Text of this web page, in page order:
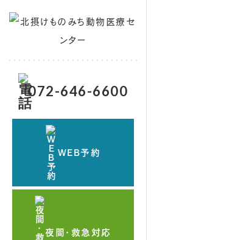
072-646-6600
WEB予約
夜間・救急対応